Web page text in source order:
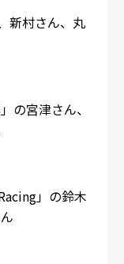
新村さん、丸
の宮津さん、
」の鈴木